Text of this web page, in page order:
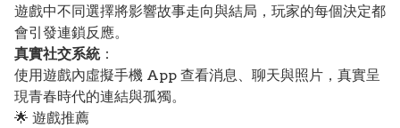
遊戲中不同選擇將影響故事走向與結局，玩家的每個決定都
會引發連鎖反應。
真實社交系統：
使用遊戲內虛擬手機 App 查看消息、聊天與照片，真實呈
現青春時代的連結與孤獨。
🌟 遊戲推薦